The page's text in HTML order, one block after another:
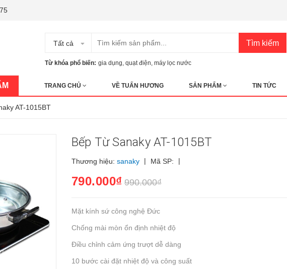
Tất cả Tìm kiếm
Từ khóa phổ biến: gia dụng, quạt điện, máy lọc nước
TRANG CHỦ VỀ TUẤN HƯƠNG SẢN PHẨM TIN TỨC
AT-1015BT
Bếp Từ Sanaky AT-1015BT
Thương hiệu: sanaky | Mã SP: |
790.000₫ 990.000₫
Mặt kính sứ công nghệ Đức
Chống mài mòn ổn định nhiệt độ
Điều chỉnh cảm ứng trượt dễ dàng
10 bước cài đặt nhiệt độ và công suất